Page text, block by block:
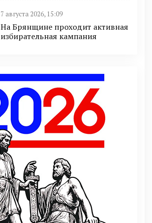
7 августа 2026, 15:09
На Брянщине проходит активная
избирательная кампания